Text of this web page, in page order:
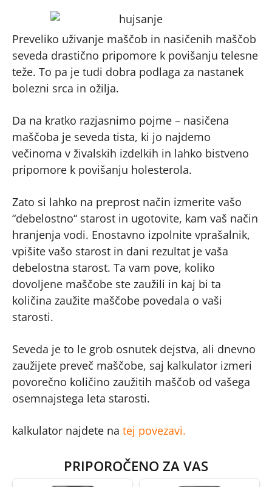
Preveliko uživanje maščob in nasičenih maščob
seveda drastično pripomore k povišanju telesne
teže. To pa je tudi dobra podlaga za nastanek
bolezni srca in ožilja.
Da na kratko razjasnimo pojme – nasičena
maščoba je seveda tista, ki jo najdemo
večinoma v živalskih izdelkih in lahko bistveno
pripomore k povišanju holesterola.
Zato si lahko na preprost način izmerite vašo
“debelostno“ starost in ugotovite, kam vaš način
hranjenja vodi. Enostavno izpolnite vprašalnik,
vpišite vašo starost in dani rezultat je vaša
debelostna starost. Ta vam pove, koliko
dovoljene maščobe ste zaužili in kaj bi ta
količina zaužite maščobe povedala o vaši
starosti.
Seveda je to le grob osnutek dejstva, ali dnevno
zaužijete preveč maščobe, saj kalkulator izmeri
povorečno količino zaužitih maščob od vašega
osemnajstega leta starosti.
kalkulator najdete na tej povezavi.
PRIPOROČENO ZA VAS